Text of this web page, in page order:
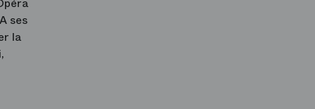
ses
la